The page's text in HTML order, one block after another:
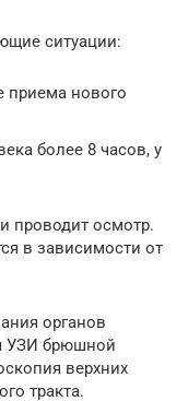
ситуации:
приема нового
более 8 часов, у
проводит осмотр.
в зависимости от
органов
УЗИ брюшной
верхних
тракта.